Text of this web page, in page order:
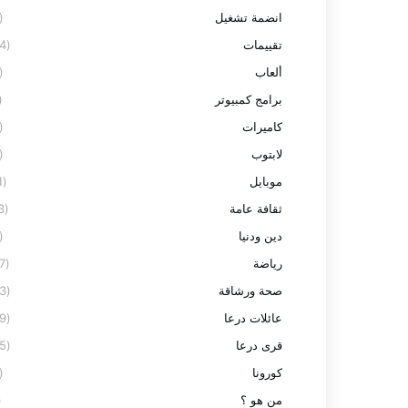
انضمة تشغيل
(2)
تقييمات
(24)
ألعاب
(3)
برامج كمبيوتر
كاميرات
(3)
لابتوب
(8)
موبايل
(11)
ثقافة عامة
(13)
دين ودنيا
(2)
رياضة
(27)
صحة ورشاقة
(23)
عائلات درعا
(59)
قرى درعا
(95)
كورونا
(9)
من هو ؟